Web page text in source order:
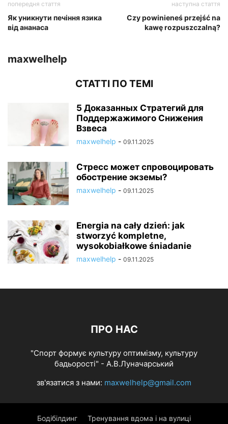
попередня стаття
Як уникнути печіння язика
від ананаса
наступна стаття
Czy powinieneś przejść na
kawę rozpuszczalną?
maxwelhelp
СТАТТІ ПО ТЕМІ
5 Доказанных Стратегий для
Поддержажимого Снижения
Взвеса
maxwelhelp - 09.11.2025
Стресс может спровоцировать
обострение экземы?
maxwelhelp - 09.11.2025
Energia na cały dzień: jak
stworzyć kompletne,
wysokobiałkowe śniadanie
maxwelhelp - 09.11.2025
ПРО НАС
"Спорт формує культуру оптимізму, культуру
бадьорості" - А.В.Луначарський
зв'язатися з нами: maxwelhelp@gmail.com
Бодібілдинг Тренування вдома і на вулиці